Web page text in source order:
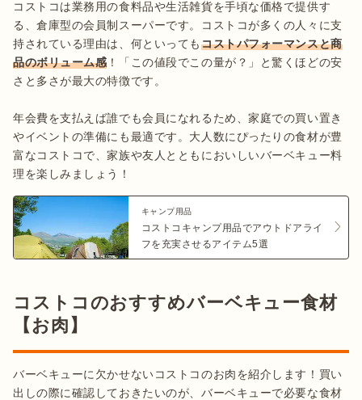
コストコは業務用の食料品や生活雑貨を手頃な価格で提供す
る、倉庫型の会員制スーパーです。コストコが多くの人々に支
持されている理由は、何といってもコストパフォーマンスと商
品のボリューム感 ！「この値段でこの量が？」と驚くほどの安
さと多さが最大の特徴です。
年会費を支払えば誰でも会員になれるため、家庭での買い置き
やイベントの準備にも最適です。大人数にぴったりの食材が豊
富なコストコで、家族や友人とともにおいしいバーベキュー料
理を楽しみましょう！
キャンプ用品
コストコキャンプ用品でアウトドアライ
フを充実させるアイテム5選
コストコのおすすめバーベキュー食材
【お肉】
バーベキューに欠かせないコストコのお肉を紹介します！買い
出しの際に確認しておきたいのが、バーベキューで必要な食材